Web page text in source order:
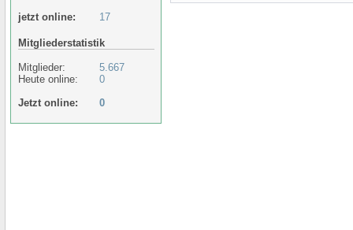
jetzt online:
17
Mitgliederstatistik
Mitglieder:
Heute online:
5.667
0
Jetzt online:
0